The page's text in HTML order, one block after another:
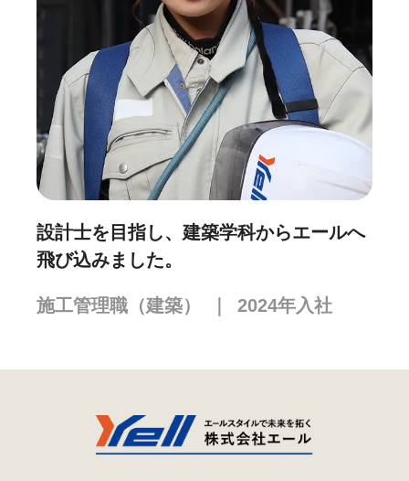
設計士を目指し、建築学科からエールへ
飛び込みました。
施工管理職（建築） 2024年入社